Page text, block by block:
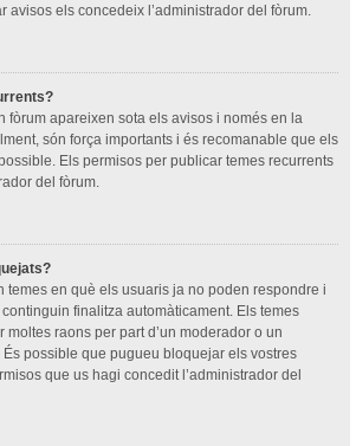
avisos els concedeix l’administrador del fòrum.
fòrum apareixen sota els avisos i només en la
són força importants i és recomanable que els
Els permisos per publicar temes recurrents
del fòrum.
temes en què els usuaris ja no poden respondre i
finalitza automàticament. Els temes
raons per part d’un moderador o un
possible que pugueu bloquejar els vostres
que us hagi concedit l’administrador del